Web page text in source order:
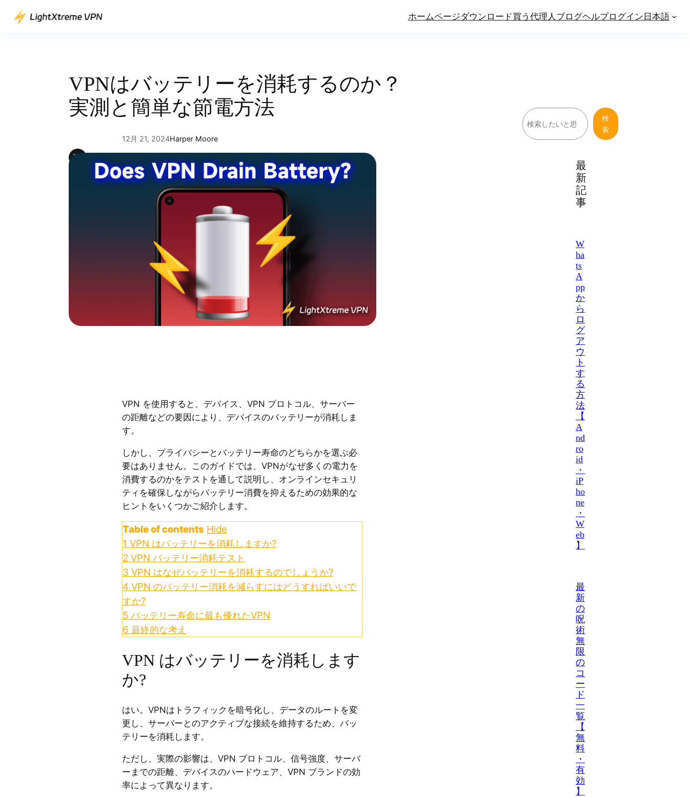
ホームページダウンロード買う 代理人 ブログヘルプログイン日本語
VPNはバッテリーを消耗するのか？
実測と簡単な節電方法
12月 21, 2024Harper Moore
VPN を使用すると、デバイス、VPN プロトコル、サーバー
の距離などの要因により、デバイスのバッテリーが消耗しま
す。
しかし、プライバシーとバッテリー寿命のどちらかを選ぶ必
要はありません。このガイドでは、VPNがなぜ多くの電力を
消費するのかをテストを通して説明し、オンラインセキュリ
ティを確保しながらバッテリー消費を抑えるための効果的な
ヒントをいくつかご紹介します。
Table of contents Hide
1 VPN はバッテリーを消耗しますか?
2 VPN バッテリー消耗テスト
3 VPN はなぜバッテリーを消耗するのでしょうか?
4 VPN のバッテリー消耗を減らすにはどうすればいいで
すか?
5 バッテリー寿命に最も優れたVPN
6 最終的な考え
VPN はバッテリーを消耗します
か?
はい。VPNはトラフィックを暗号化し、データのルートを変
更し、サーバーとのアクティブな接続を維持するため、バッ
テリーを消耗します。
ただし、実際の影響は、VPN プロトコル、信号強度、サーバ
ーまでの距離、デバイスのハードウェア、VPN ブランドの効
率によって異なります。
検
索
検
索
最
新
記
事
W
ha
ts
A
pp
か
ら
ロ
グ
ア
ウ
ト
す
る
方
法
【
A
nd
ro
id
・
iP
ho
ne
・
W
eb
】
最
新
の
呪
術
無
限
の
コ
ー
ド
一
覧
【
無
料
・
有
効
】